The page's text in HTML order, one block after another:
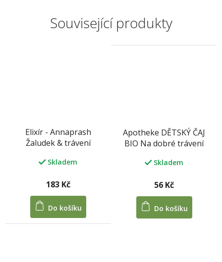
Související produkty
Elixír - Annaprash
Žaludek & trávení
Skladem
183 Kč
Do košíku
Apotheke DĚTSKÝ ČAJ
BIO Na dobré trávení
Skladem
56 Kč
Do košíku